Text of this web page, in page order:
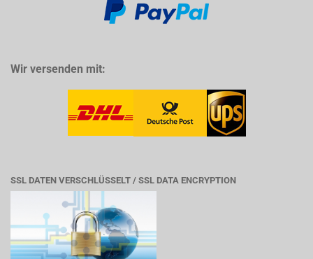
Wir versenden mit:
SSL DATEN VERSCHLÜSSELT / SSL DATA ENCRYPTION